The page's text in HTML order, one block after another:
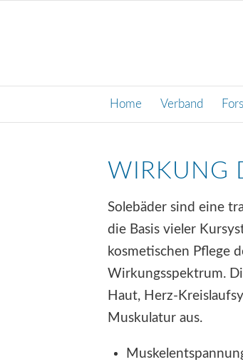
Home Verband
WIRKUNG
Solebäder sind eine
die Basis vieler
kosmetischen Pflege
Wirkungsspektrum.
Haut, Herz-
Muskulatur aus.